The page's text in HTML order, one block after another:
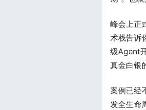
峰会上正
术栈告诉
级Agent
真金白银
案例已经
发全生命